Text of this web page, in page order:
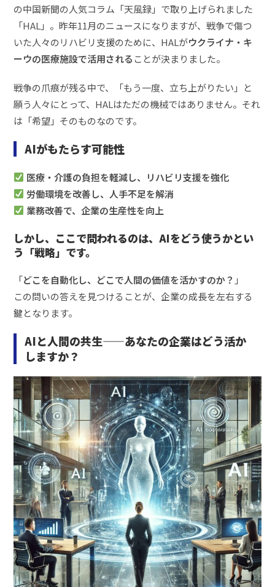
の中国新聞の人気コラム「天風録」で取り上げられました
「HAL」。昨年11月のニュースになりますが、戦争で傷つ
いた人々のリハビリ支援のために、HALがウクライナ・キ
ーウの医療施設で活用される ことが決まりました。
戦争の爪痕が残る中で、「もう一度、立ち上がりたい」と
願う人々にとって、HALはただの機械ではありません。それ
は「希望」そのものなのです。
AIがもたらす可能性
医療・介護の負担を軽減し、リハビリ支援を強化
労働環境を改善し、人手不足を解消
業務改善で、企業の生産性を向上
しかし、ここで問われるのは、AIをどう使うかとい
う「戦略」です。
「どこを自動化し、どこで人間の価値を活かすのか？ 」
この問いの答えを見つけることが、企業の成長を左右する
鍵となります。
AIと人間の共生——あなたの企業はどう活か
しますか？